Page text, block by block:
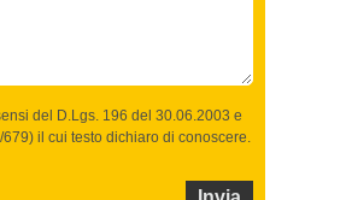
del D.Lgs. 196 del 30.06.2003 e
il cui testo dichiaro di conoscere.